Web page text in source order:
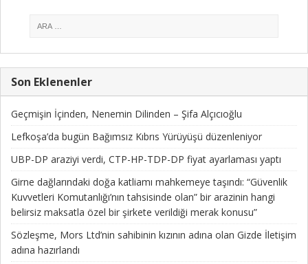
Son Eklenenler
Geçmişin İçinden, Nenemin Dilinden – Şifa Alçıcıoğlu
Lefkoşa’da bugün Bağımsız Kıbrıs Yürüyüşü düzenleniyor
UBP-DP araziyi verdi, CTP-HP-TDP-DP fiyat ayarlaması yaptı
Girne dağlarındaki doğa katliamı mahkemeye taşındı: “Güvenlik
Kuvvetleri Komutanlığı’nın tahsisinde olan” bir arazinin hangi
belirsiz maksatla özel bir şirkete verildiği merak konusu”
Sözleşme, Mors Ltd’nin sahibinin kızının adına olan Gizde İletişim
adına hazırlandı